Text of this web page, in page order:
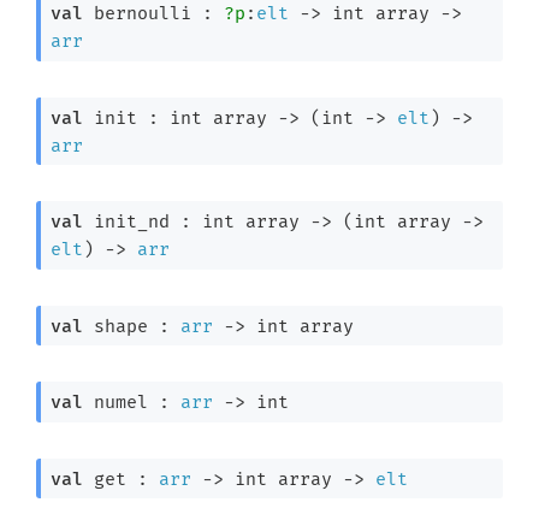
val bernoulli : ?p : elt -> int array
->
arr
val init : int array -> ( int -> elt )
->
arr
val init_nd : int array -> ( int array
->
elt ) -> arr
val shape : arr -> int array
val numel : arr -> int
val get : arr -> int array -> elt